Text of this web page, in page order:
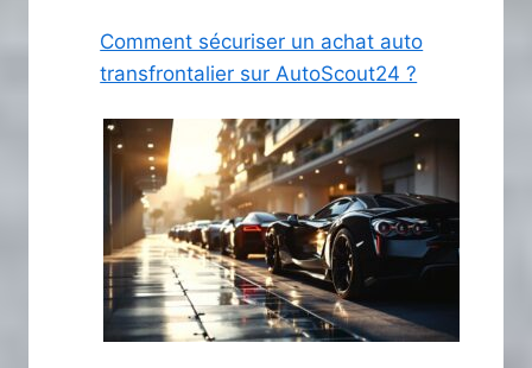
Comment sécuriser un achat auto
transfrontalier sur AutoScout24 ?